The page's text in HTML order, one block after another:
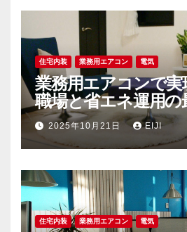
住宅内装 業務用エアコン 電気
業務用エアコンで
職場と省エネ運用の
ド2025年10月21日 EIJI
住宅内装 業務用エアコン 電気